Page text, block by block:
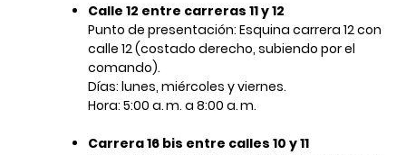
Calle 12 entre carreras 11 y 12
Punto de presentación: Esquina carrera 12 con
calle 12 (costado derecho, subiendo por el
comando).
Días: lunes, miércoles y viernes.
Hora: 5:00 a. m. a 8:00 a. m.
Carrera 16 bis entre calles 10 y 11